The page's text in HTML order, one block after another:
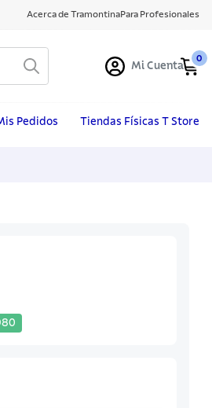
Acerca de TramontinaPara Profesionales
Mi Cuenta
0
Pedidos Tiendas Físicas T Store